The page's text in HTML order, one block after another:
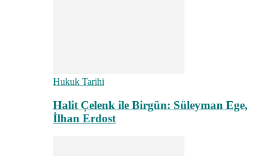
Hukuk Tarihi
Halit Çelenk ile Birgün: Süleyman Ege,
İlhan Erdost